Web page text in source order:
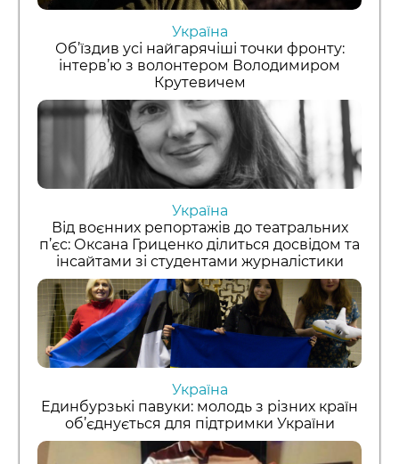
Україна
Об’їздив усі найгарячіші точки фронту:
інтерв’ю з волонтером Володимиром
Крутевичем
Україна
Від воєнних репортажів до театральних
п’єс: Оксана Гриценко ділиться досвідом та
інсайтами зі студентами журналістики
Україна
Единбурзькі павуки: молодь з різних країн
об’єднується для підтримки України